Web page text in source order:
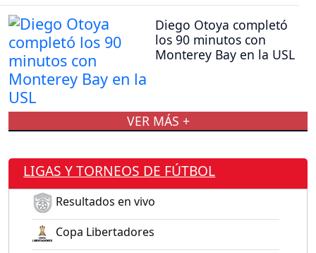
Diego Otoya completó
los 90 minutos con
Monterey Bay en la USL
VER MÁS +
LIGAS Y TORNEOS DE FÚTBOL
Resultados en vivo
Copa Libertadores